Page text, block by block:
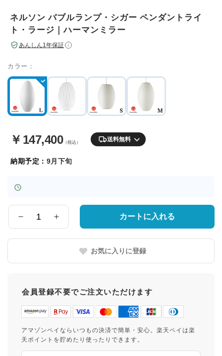
ネルソン バブルランプ・シガー ペンダントライ
ト・ラージ｜ハーマンミラー
あんしん1年保証 i
カラー：
￥ 147,400（税込） 送料無料
納期予定： 9月下旬
量
カートに入れる
お気に入りに登録
会員登録不要でご注文いただけます
アマゾンペイならいつもの決済で簡単・安心。楽天ペイは楽
天ポイントを貯めたり使ったりできます。